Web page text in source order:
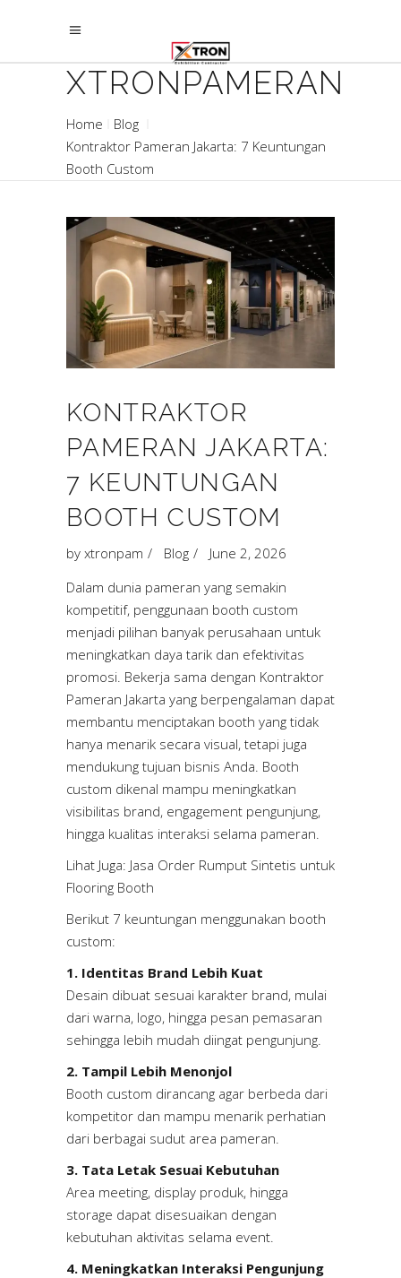
XTRONPAMERAN
Home
Blog
Kontraktor Pameran Jakarta: 7 Keuntungan
Booth Custom
KONTRAKTOR
PAMERAN JAKARTA:
7 KEUNTUNGAN
BOOTH CUSTOM
by xtronpam Blog
June 2, 2026
Dalam dunia pameran yang semakin
kompetitif, penggunaan booth custom
menjadi pilihan banyak perusahaan untuk
meningkatkan daya tarik dan efektivitas
promosi. Bekerja sama dengan Kontraktor
Pameran Jakarta yang berpengalaman dapat
membantu menciptakan booth yang tidak
hanya menarik secara visual, tetapi juga
mendukung tujuan bisnis Anda. Booth
custom dikenal mampu meningkatkan
visibilitas brand, engagement pengunjung,
hingga kualitas interaksi selama pameran.
Lihat Juga: Jasa Order Rumput Sintetis untuk
Flooring Booth
Berikut 7 keuntungan menggunakan booth
custom:
1. Identitas Brand Lebih Kuat
Desain dibuat sesuai karakter brand, mulai
dari warna, logo, hingga pesan pemasaran
sehingga lebih mudah diingat pengunjung.
2. Tampil Lebih Menonjol
Booth custom dirancang agar berbeda dari
kompetitor dan mampu menarik perhatian
dari berbagai sudut area pameran.
3. Tata Letak Sesuai Kebutuhan
Area meeting, display produk, hingga
storage dapat disesuaikan dengan
kebutuhan aktivitas selama event.
4. Meningkatkan Interaksi Pengunjung